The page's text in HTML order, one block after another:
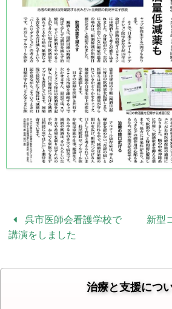
呉市医師会看護学校で
講演をしました
新型
治療と支援につ